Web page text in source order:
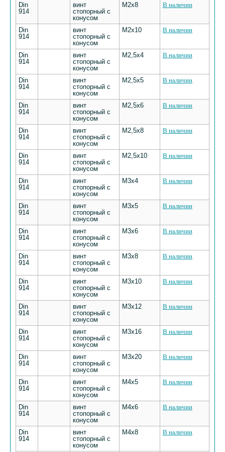
Din
914
винт
стопорный с
конусом
М2х8 В наличии
Din
914
винт
стопорный с
конусом
М2х10 В наличии
Din
914
винт
стопорный с
конусом
М2,5х4 В наличии
Din
914
винт
стопорный с
конусом
М2,5х5 В наличии
Din
914
винт
стопорный с
конусом
М2,5х6 В наличии
Din
914
винт
стопорный с
конусом
М2,5х8 В наличии
Din
914
винт
стопорный с
конусом
М2,5х10 В наличии
Din
914
винт
стопорный с
конусом
М3х4 В наличии
Din
914
винт
стопорный с
конусом
М3х5 В наличии
Din
914
винт
стопорный с
конусом
М3х6 В наличии
Din
914
винт
стопорный с
конусом
М3х8 В наличии
Din
914
винт
стопорный с
конусом
М3х10 В наличии
Din
914
винт
стопорный с
конусом
М3х12 В наличии
Din
914
винт
стопорный с
конусом
М3х16 В наличии
Din
914
винт
стопорный с
конусом
М3х20 В наличии
Din
914
винт
стопорный с
конусом
М4х5 В наличии
Din
914
винт
стопорный с
конусом
М4х6 В наличии
Din
914
винт
стопорный с
конусом
М4х8 В наличии